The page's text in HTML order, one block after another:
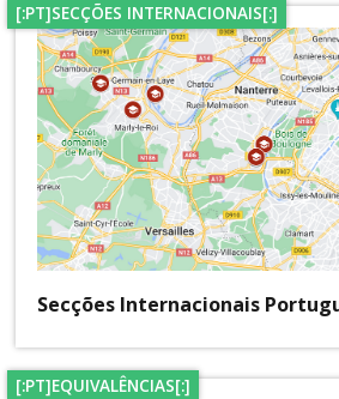
[:PT]SECÇÕES INTERNACIONAIS[:]
Secções Internacionais
[:PT]EQUIVALÊNCIAS[:]